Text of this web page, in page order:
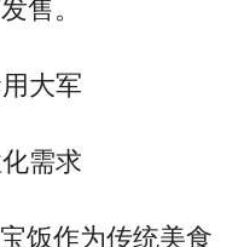
售。
大军
需求
饭作为传统美食